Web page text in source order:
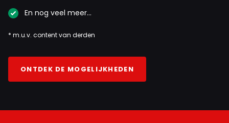
En nog veel meer…
* m.u.v. content van derden
ONTDEK DE MOGELIJKHEDEN